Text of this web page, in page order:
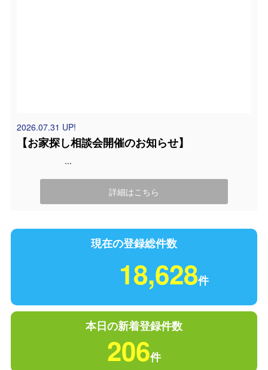
2026.07.31 UP!
【お家探し相談会開催のお知らせ】
...
詳細はこちら
現在の登録総件数
18,628件
本日の新着登録件数
206件